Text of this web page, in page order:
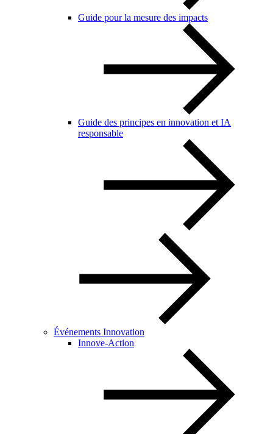
Guide pour la mesure des impacts
Guide des principes en innovation et IA
responsable
Événements Innovation
Innove-Action